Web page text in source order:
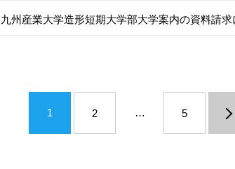
九州産業大学造形短期大学部大学案内の資料請
1 2 … 5